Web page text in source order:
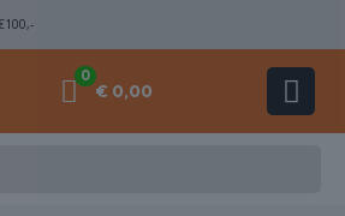
0
€ 0,00